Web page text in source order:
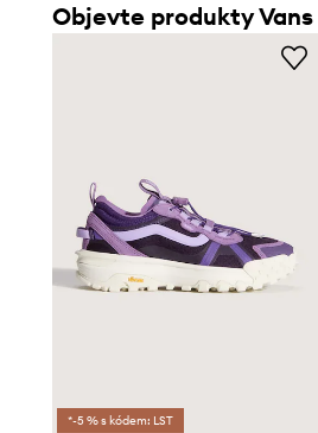
Objevte produkty Vans
*-5 % s kódem: LST